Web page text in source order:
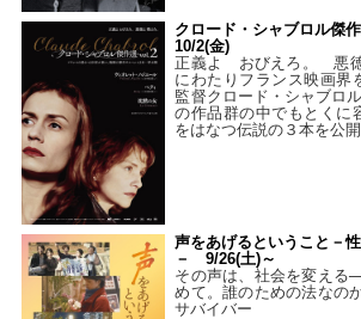
クロード・シャブロル傑
10/2(金)
正義よ おびえろ。 悪
にわたりフランス映画界
監督クロード・シャブロ
の作品群の中でもとくに
をはなつ伝説の３本を公開
声をあげるということ－
－ 9/26(土)～
その声は、社会を変える
めて。誰のための法なの
サバイバー